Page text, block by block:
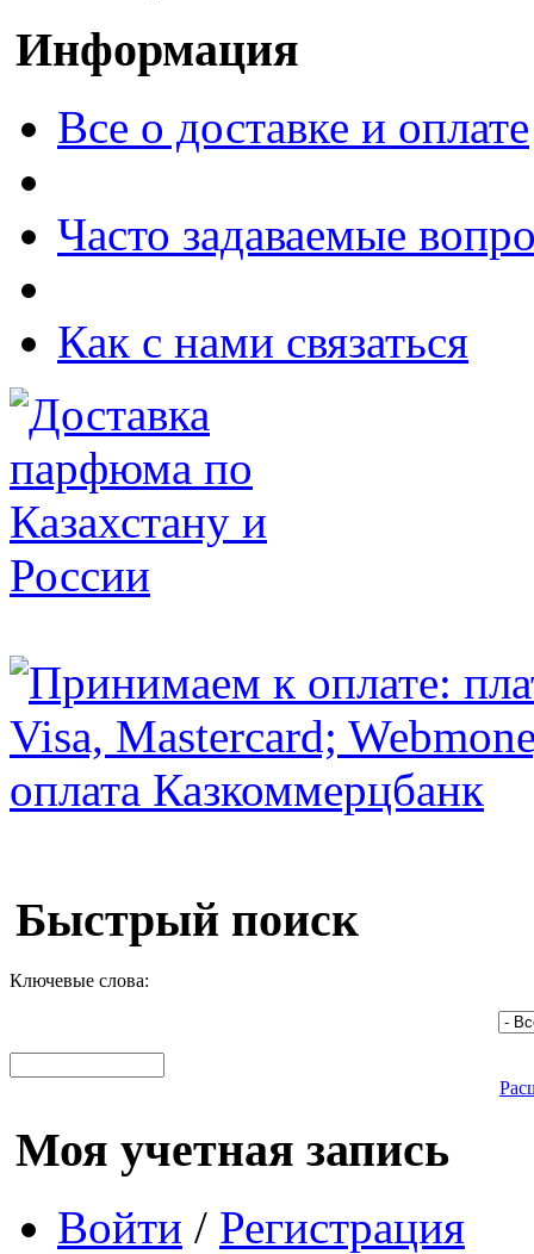
Информация
Все о доставке и оплате
Часто задаваемые
Как с нами связаться
Быстрый поиск
Ключевые слова:
Моя учетная запись
Войти / Регистрация